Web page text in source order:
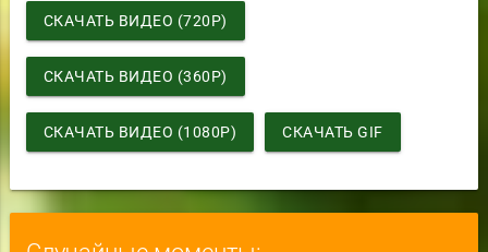
СКАЧАТЬ ВИДЕО (720P)
СКАЧАТЬ ВИДЕО (360P)
СКАЧАТЬ ВИДЕО (1080P) СКАЧАТЬ GIF